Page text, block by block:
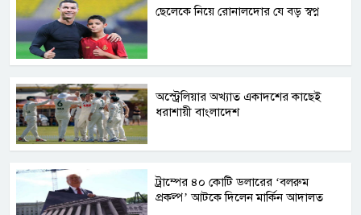
ছেলেকে নিয়ে রোনালদোর যে বড় স্বপ্ন
অস্ট্রেলিয়ার অখ্যাত একাদশের কাছেই
ধরাশায়ী বাংলাদেশ
ট্রাম্পের ৪০ কোটি ডলারের ‘বলরুম
প্রকল্প’ আটকে দিলেন মার্কিন আদালত